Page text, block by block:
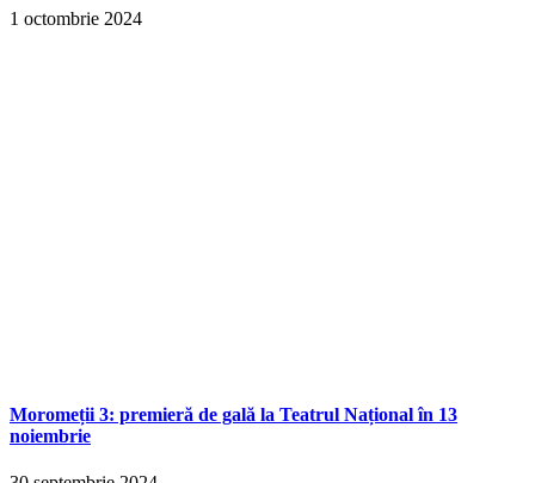
1 octombrie 2024
Moromeții 3: premieră de gală la Teatrul Național în 13
noiembrie